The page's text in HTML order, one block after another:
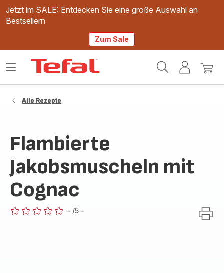
Jetzt im SALE: Entdecken Sie eine große Auswahl an
Bestsellern
Zum Sale
Mein
Mein
Das
Alle Rezepte
Flambierte
Jakobsmuscheln mit
Cognac
- /5 -